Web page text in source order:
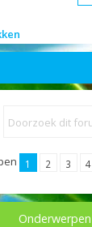
1 2 3 4
Onderwerpen